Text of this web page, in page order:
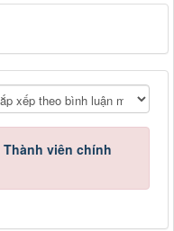
Thành viên chính